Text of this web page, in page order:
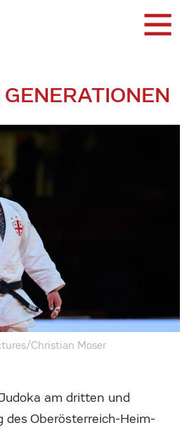
Christian Moser
am dritten und
Oberösterreich-Heim-